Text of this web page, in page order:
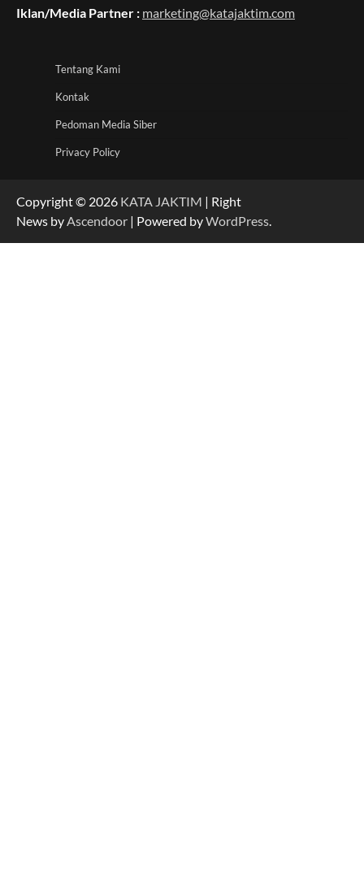
Iklan/Media Partner : marketing@katajaktim.com
Tentang Kami
Kontak
Pedoman Media Siber
Privacy Policy
Copyright © 2026 KATA JAKTIM | Right
News by Ascendoor | Powered byWordPress